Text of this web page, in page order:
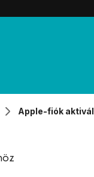
Apple-fiók